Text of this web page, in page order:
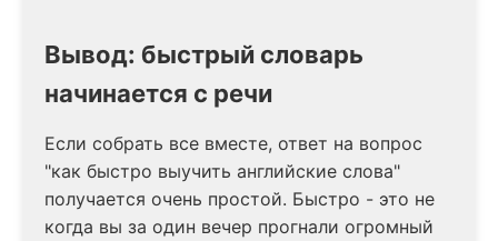
Вывод: быстрый словарь
начинается с речи
Если собрать все вместе, ответ на вопрос
"как быстро выучить английские слова"
получается очень простой. Быстро - это не
когда вы за один вечер прогнали огромный